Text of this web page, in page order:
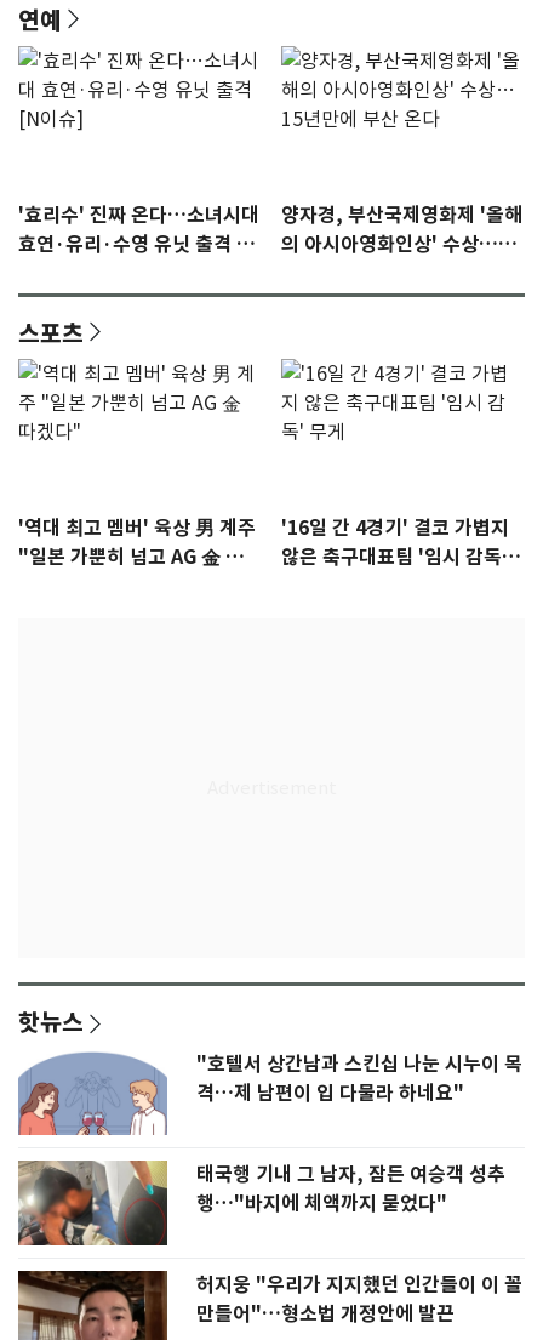
연예
'효리수' 진짜 온다…소녀시대
효연·유리·수영 유닛 출격 [N
양자경, 부산국제영화제 '올해
의 아시아영화인상' 수상…15
스포츠
'역대 최고 멤버' 육상 男 계주
"일본 가뿐히 넘고 AG 金 따겠
'16일 간 4경기' 결코 가볍지
않은 축구대표팀 '임시 감독'
핫뉴스
"호텔서 상간남과 스킨십 나눈 시누이 목
격…제 남편이 입 다물라 하네요"
태국행 기내 그 남자, 잠든 여승객 성추
행…"바지에 체액까지 묻었다"
허지웅 "우리가 지지했던 인간들이 이 꼴
만들어"…형소법 개정안에 발끈